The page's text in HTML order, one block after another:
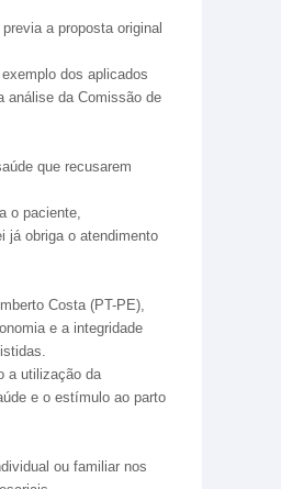
a proposta original
dos aplicados
análise da Comissão de
que recusarem
o paciente,
já obriga o atendimento
Costa (PT-PE),
e a integridade
a utilização da
e o estímulo ao parto
ou familiar nos